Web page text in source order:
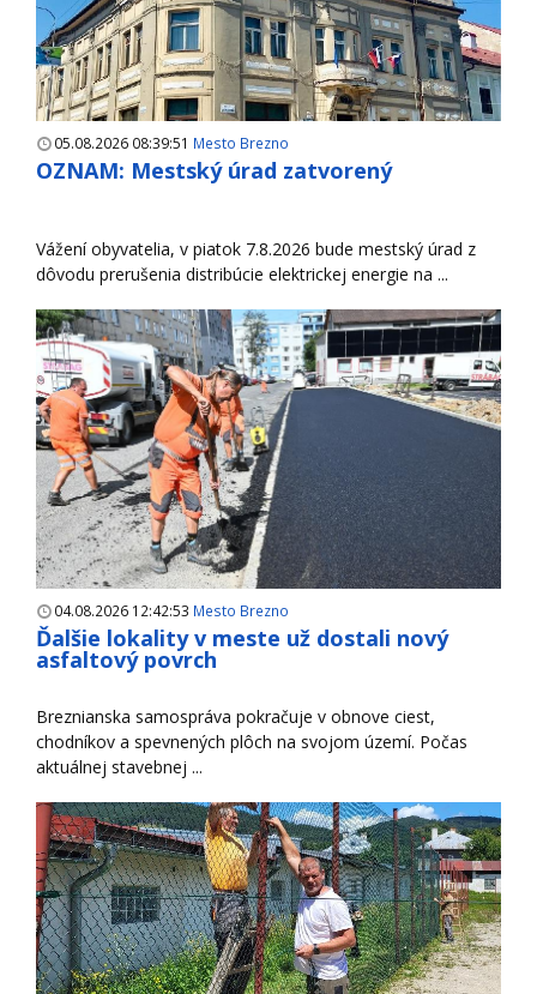
05.08.2026 08:39:51 Mesto Brezno
OZNAM: Mestský úrad zatvorený
Vážení obyvatelia, v piatok 7.8.2026 bude mestský úrad z
dôvodu prerušenia distribúcie elektrickej energie na ...
04.08.2026 12:42:53 Mesto Brezno
Ďalšie lokality v meste už dostali nový
asfaltový povrch
Breznianska samospráva pokračuje v obnove ciest,
chodníkov a spevnených plôch na svojom území. Počas
aktuálnej stavebnej ...